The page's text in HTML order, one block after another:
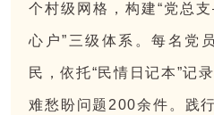
个村级网格，构建“党总
心户”三级体系。每名党
民，依托“民情日记本”记
难愁盼问题200余件。践